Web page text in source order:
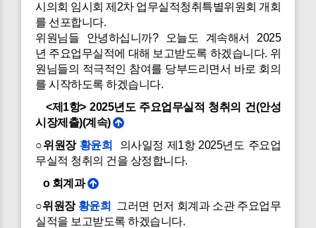
시의회 임시회 제2차 업무실적청취특별위원회 개회
를 선포합니다.
위원님들 안녕하십니까? 오늘도 계속해서 2025
년 주요업무실적에 대해 보고받도록 하겠습니다. 위
원님들의 적극적인 참여를 당부드리면서 바로 회의
를 시작하도록 하겠습니다.
<제1항> 2025년도 주요업무실적 청취의 건(안성
시장제출)(계속)
○위원장 황윤희
의사일정 제1항 2025년도 주요업
무실적 청취의 건을 상정합니다.
o 회계과
○위원장 황윤희
그러면 먼저 회계과 소관 주요업무
실적을 보고받도록 하겠습니다.